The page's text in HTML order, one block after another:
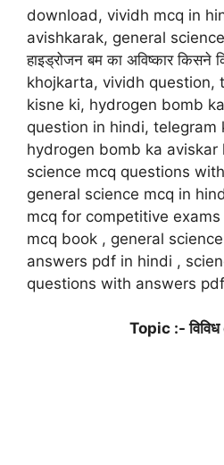
download, vividh mcq in
avishkarak, general
हाइड्रोजन बम का अविष्कार किसने
khojkarta, vividh question,
kisne ki, hydrogen bomb
question in hindi, telegram
hydrogen bomb ka aviskar
science mcq questions
general science mcq in
mcq for competitive
mcq book , general
answers pdf in hindi ,
questions with answers pdf
Topic :-